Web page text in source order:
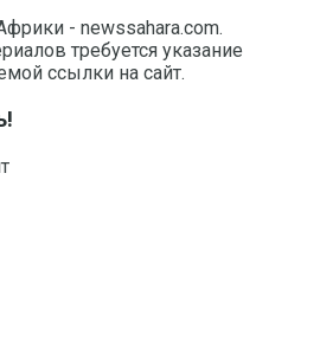
- newssahara.com.
требуется указание
ссылки на сайт.